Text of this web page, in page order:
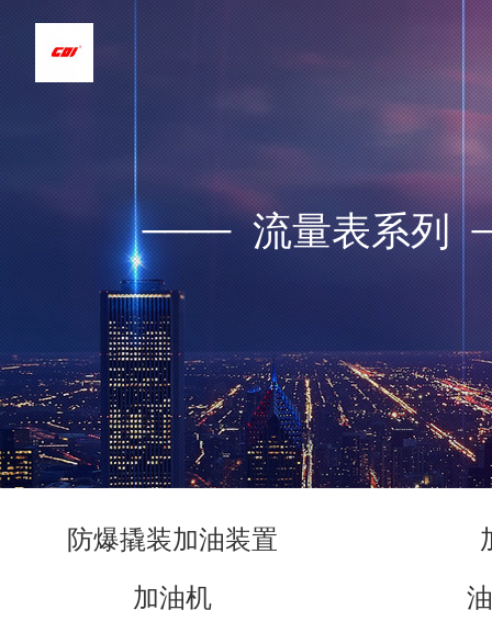
____流量表系列
防爆撬装加油装置
加油机